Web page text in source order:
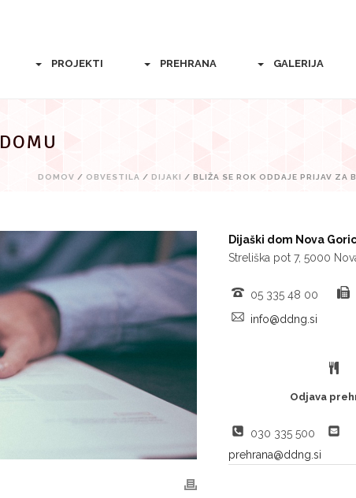
PROJEKTI PREHRANA GALERIJA
DOMOV / OBVESTILA / DIJAKI / BLIŽA SE ROK ODDAJE PRIJAV ZA
Dijaški dom Nova
Streliška pot 7, 5000
05 335 48 00
info@ddng.si
Odjava
030 335 500
prehrana@ddng.si